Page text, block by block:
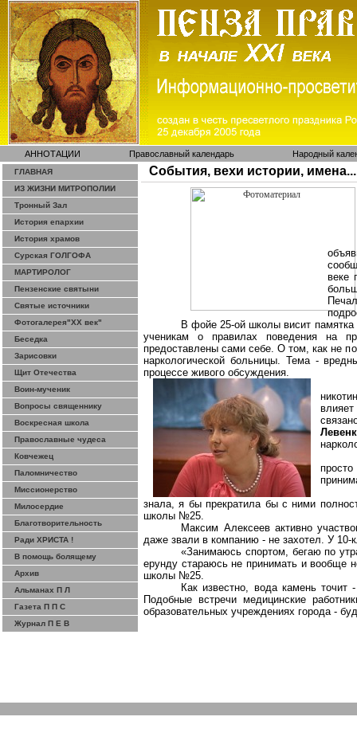
АННОТАЦИИ Православный календарь Народный
ГЛАВНАЯ
ИЗ ЖИЗНИ МИТРОПОЛИИ
Тронный Зал
История епархии
История храмов
Сурская ГОЛГОФА
МАРТИРОЛОГ
Пензенские святыни
Святые источники
Фотогалерея"ХХ век"
Беседка
Зарисовки
Щит Отечества
Воин-мученик
Вопросы священнику
Воскресная школа
Православные чудеса
Ковчежец
Паломничество
Миссионерство
Милосердие
Благотворительность
Ради ХРИСТА !
В помощь болящему
Архив
Альманах П Л
Газета П П С
Журнал П Е В
События, вехи истории, имена...
веке
В фойе 25-ой школы висит
ученикам о правилах поведения на
предоставлены сами себе. О том, как не
наркологической больницы. Тема -
процессе живого обсуждения.
знала, я бы прекратила бы с ними
школы №25.
Максим Алексеев активно
даже звали в компанию - не захотел. У 10-
«Занимаюсь спортом, бегаю по
ерунду стараюсь не принимать и вообще
школы №25.
Как известно, вода камень
Подобные встречи медицинские
образовательных учреждениях города -